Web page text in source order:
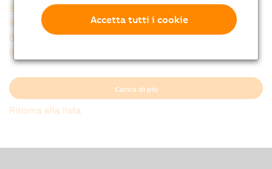
8GA45-067hh032klmm
8GA45-067hh040klmm
8GA45-067hh060klmm
8GA45-067hh064klmm
8GA45-067hh080klmm
8GA45-067hh100klmm
8GA45-067hh120klmm
Carica di più
Ritorna alla lista
Accetta tutti i cookie